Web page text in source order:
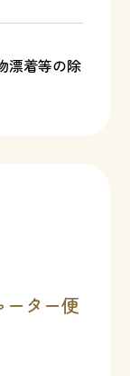
漂着等の除
ーター便